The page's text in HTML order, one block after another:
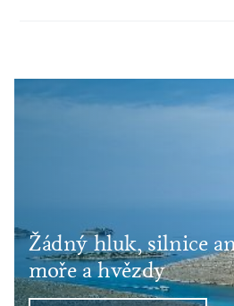
Žádný hluk, silnice
moře a hvězdy